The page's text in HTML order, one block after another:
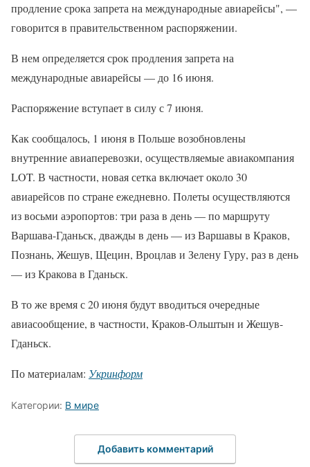
продление срока запрета на международные авиарейсы", —
говорится в правительственном распоряжении.
В нем определяется срок продления запрета на
международные авиарейсы — до 16 июня.
Распоряжение вступает в силу с 7 июня.
Как сообщалось, 1 июня в Польше возобновлены
внутренние авиаперевозки, осуществляемые авиакомпания
LOT. В частности, новая сетка включает около 30
авиарейсов по стране ежедневно. Полеты осуществляются
из восьми аэропортов: три раза в день — по маршруту
Варшава-Гданьск, дважды в день — из Варшавы в Краков,
Познань, Жешув, Щецин, Вроцлав и Зелену Гуру, раз в день
— из Кракова в Гданьск.
В то же время с 20 июня будут вводиться очередные
авиасообщение, в частности, Краков-Ольштын и Жешув-
Гданьск.
По материалам: Укринформ
Категории: В мире
Добавить комментарий